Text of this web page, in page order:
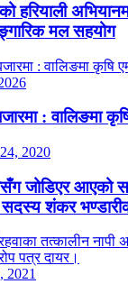
हरियाली
मल सहयोग
: वालिङमा
2020
जोडिएर आएको
शंकर
2021